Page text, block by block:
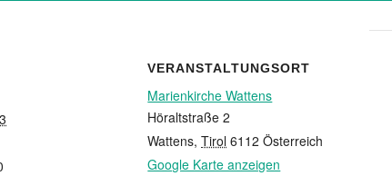
VERANSTALTUNGSORT
Marienkirche Wattens
Höraltstraße 2
Wattens, Tirol 6112 Österreich
Google Karte anzeigen